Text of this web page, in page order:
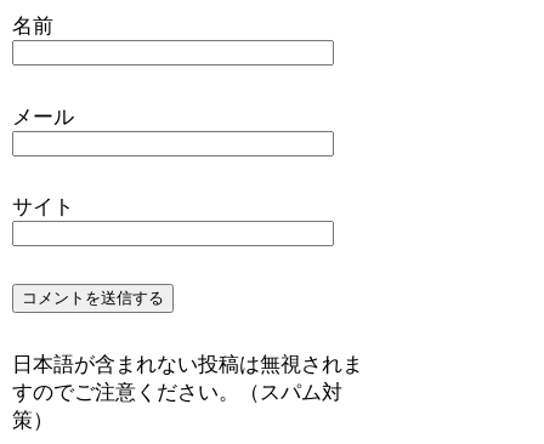
名前
メール
サイト
日本語が含まれない投稿は無視されま
すのでご注意ください。（スパム対
策）